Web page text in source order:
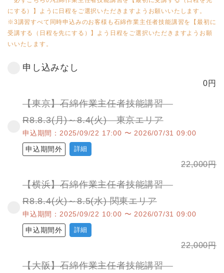
にする）】ように日程をご選択いただきますようお願いいたします。
※3講習すべて同時申込みのお客様も石綿作業主任者技能講習を【最初に
受講する（日程を先にする）】よう日程をご選択いただきますようお願
いいたします。
申し込みなし
0円
【東京】石綿作業主任者技能講習
R8.8.3(月)～8.4(火) 東京エリア
申込期間：2025/09/22 17:00 〜 2026/07/31 09:00
申込期間外 詳細
22,000円
【横浜】石綿作業主任者技能講習
R8.8.4(火)～8.5(水) 関東エリア
申込期間：2025/09/22 10:00 〜 2026/07/31 09:00
申込期間外 詳細
22,000円
【大阪】石綿作業主任者技能講習